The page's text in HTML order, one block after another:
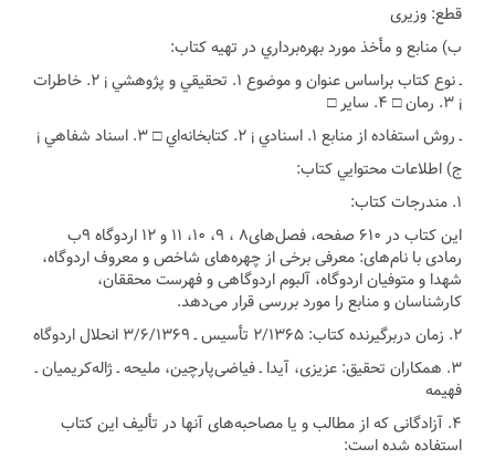
قطع: وزیری
ب) منابع و مأخذ مورد بهره‌برداري در تهيه كتاب:
ـ نوع كتاب براساس عنوان و موضوع ۱. تحقيقي و پژوهشي ¡ ۲. خاطرات
¡ ۳. رمان □ ۴. ساير □
ـ روش استفاده از منابع ۱. اسنادي ¡ ۲. كتابخانه‌اي □ ۳. اسناد شفاهي ¡
ج) اطلاعات محتوايي كتاب:
۱. مندرجات كتاب:
این کتاب در ۶۱۰ صفحه، فصل‌های‌۸ ، ۹، ۱۰، ۱۱ و ۱۲ اردوگاه ۹ب
رمادی با نام‌های: معرفی برخی از چهره‌های شاخص و معروف اردوگاه،
شهدا و متوفیان اردوگاه، آلبوم اردوگاهی و فهرست محققان،
کارشناسان و منابع را مورد بررسی قرار می‌دهد.
۲.‌ زمان دربرگيرنده كتاب: ۲/۱۳۶۵ تأسیس ـ ۳/۶/۱۳۶۹ انحلال اردوگاه
۳.‌ همکاران تحقیق: عزیزی، آیدا ـ فیاضی‌پارچین، ملیحه ـ ژاله‌کریمیان ـ
فهیمه
۴. آزادگانی که از مطالب و یا مصاحبه‌های آنها در تألیف این کتاب
استفاده شده است: